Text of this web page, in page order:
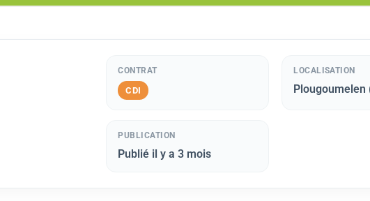
CONTRAT
CDI
LOCALISATION
Plougoumelen
PUBLICATION
Publié il y a 3 mois